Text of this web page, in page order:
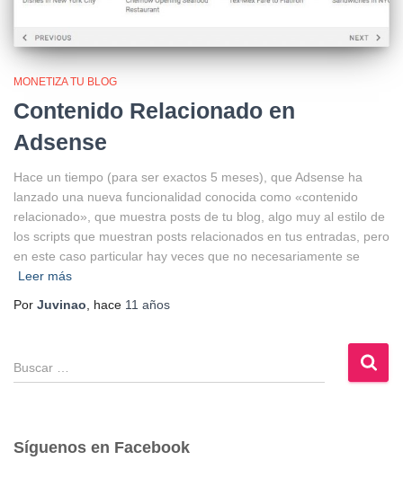
MONETIZA TU BLOG
Contenido Relacionado en
Adsense
Hace un tiempo (para ser exactos 5 meses), que Adsense ha
lanzado una nueva funcionalidad conocida como «contenido
relacionado», que muestra posts de tu blog, algo muy al estilo de
los scripts que muestran posts relacionados en tus entradas, pero
en este caso particular hay veces que no necesariamente se
Leer más
Por Juvinao , hace 11 años
B
u
a
Síguenos en Facebook